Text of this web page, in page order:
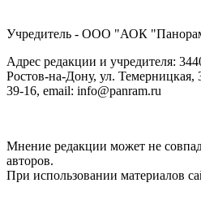
Учредитель - ООО "АОК
Адрес редакции и учредителя:
Ростов-на-Дону, ул. Темерницкая,
39-16, email: info@panram.ru
Мнение редакции может не
авторов.
При использовании материалов